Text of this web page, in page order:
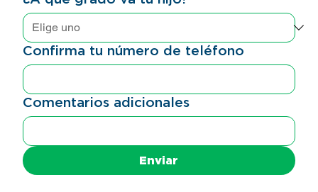
Confirma tu número de teléfono
Comentarios adicionales
Enviar